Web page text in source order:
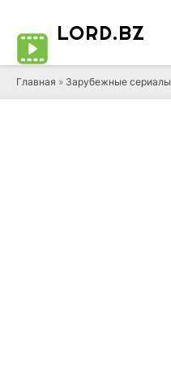
LORD.BZ
Главная » Зарубежные сериалы